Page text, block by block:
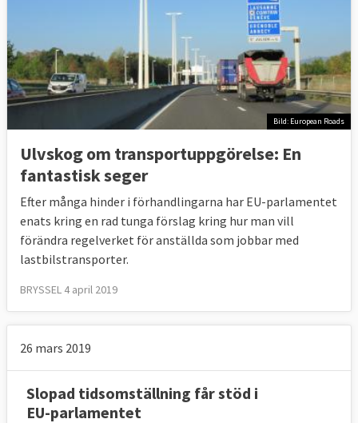
Bild: European Roads
Ulvskog om transportuppgörelse: En
fantastisk seger
Efter många hinder i förhandlingarna har EU-parlamentet
enats kring en rad tunga förslag kring hur man vill
förändra regelverket för anställda som jobbar med
lastbilstransporter.
BRYSSEL 4 april 2019
26 mars 2019
Slopad tidsomställning får stöd i
EU-parlamentet